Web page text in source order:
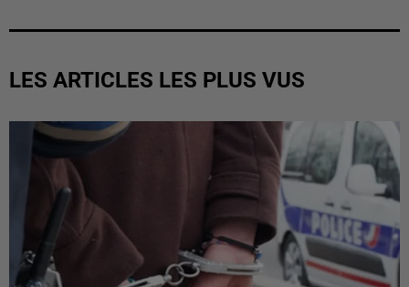
LES ARTICLES LES PLUS VUS